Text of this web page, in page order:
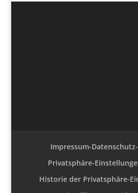
Impressum-
Privatsphäre-
Historie der Privatsphäre-